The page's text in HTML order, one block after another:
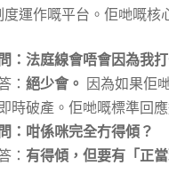
度運作嘅平台。佢哋嘅核
：法庭線會唔會因為我
： 絕少會。 因為如果佢
時破產。佢哋嘅標準回
：咁係咪完全冇得傾？
： 有得傾，但要有「正當